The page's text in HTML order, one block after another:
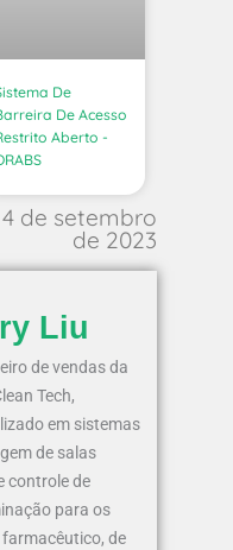
De
De Acesso
Aberto -
de setembro
de 2023
Liu
de vendas da
Tech,
em sistemas
de salas
controle de
para os
de